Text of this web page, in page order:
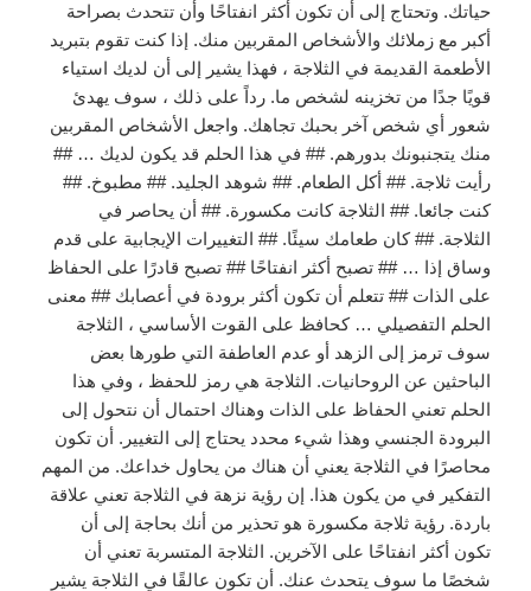
حياتك. وتحتاج إلى أن تكون أكثر انفتاحًا وأن تتحدث بصراحة
أكبر مع زملائك والأشخاص المقربين منك. إذا كنت تقوم بتبريد
الأطعمة القديمة في الثلاجة ، فهذا يشير إلى أن لديك استياء
قويًا جدًا من تخزينه لشخص ما. رداً على ذلك ، سوف يهدئ
شعور أي شخص آخر بحبك تجاهك. واجعل الأشخاص المقربين
منك يتجنبونك بدورهم. ## في هذا الحلم قد يكون لديك … ##
رأيت ثلاجة. ## أكل الطعام. ## شوهد الجليد. ## مطبوخ. ##
كنت جائعا. ## الثلاجة كانت مكسورة. ## أن يحاصر في
الثلاجة. ## كان طعامك سيئًا. ## التغييرات الإيجابية على قدم
وساق إذا … ## تصبح أكثر انفتاحًا ## تصبح قادرًا على الحفاظ
على الذات ## تتعلم أن تكون أكثر برودة في أعصابك ## معنى
الحلم التفصيلي … كحافظ على القوت الأساسي ، الثلاجة
سوف ترمز إلى الزهد أو عدم العاطفة التي طورها بعض
الباحثين عن الروحانيات. الثلاجة هي رمز للحفظ ، وفي هذا
الحلم تعني الحفاظ على الذات وهناك احتمال أن نتحول إلى
البرودة الجنسي وهذا شيء محدد يحتاج إلى التغيير. أن تكون
محاصرًا في الثلاجة يعني أن هناك من يحاول خداعك. من المهم
التفكير في من يكون هذا. إن رؤية نزهة في الثلاجة تعني علاقة
باردة. رؤية ثلاجة مكسورة هو تحذير من أنك بحاجة إلى أن
تكون أكثر انفتاحًا على الآخرين. الثلاجة المتسربة تعني أن
شخصًا ما سوف يتحدث عنك. أن تكون عالقًا في الثلاجة يشير